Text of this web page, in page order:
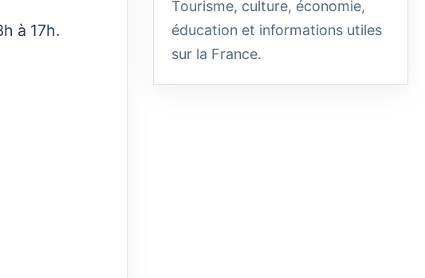
à 17h.
Tourisme, culture, économie,
éducation et informations utiles
sur la France.